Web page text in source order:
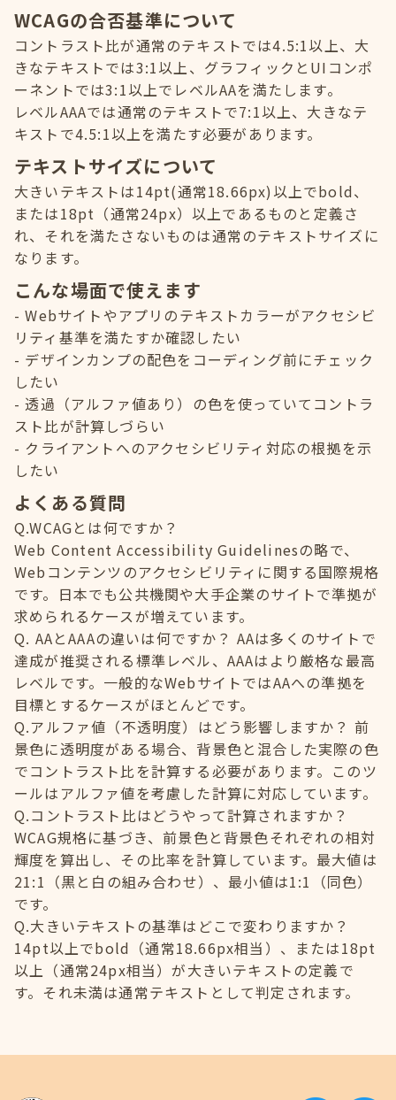
WCAGの合否基準について
コントラスト比が通常のテキストでは4.5:1以上、大
きなテキストでは3:1以上、グラフィックとUIコンポ
ーネントでは3:1以上でレベルAAを満たします。
レベルAAAでは通常のテキストで7:1以上、大きなテ
キストで4.5:1以上を満たす必要があります。
テキストサイズについて
大きいテキストは14pt(通常18.66px)以上でbold、
または18pt（通常24px）以上であるものと定義さ
れ、それを満たさないものは通常のテキストサイズに
なります。
こんな場面で使えます
Webサイトやアプリのテキストカラーがアクセシビ
リティ基準を満たすか確認したい
デザインカンプの配色をコーディング前にチェック
したい
透過（アルファ値あり）の色を使っていてコントラ
スト比が計算しづらい
クライアントへのアクセシビリティ対応の根拠を示
したい
よくある質問
Q.WCAGとは何ですか？
Web Content Accessibility Guidelinesの略で、
Webコンテンツのアクセシビリティに関する国際規格
です。日本でも公共機関や大手企業のサイトで準拠が
求められるケースが増えています。
Q. AAとAAAの違いは何ですか？ AAは多くのサイトで
達成が推奨される標準レベル、AAAはより厳格な最高
レベルです。一般的なWebサイトではAAへの準拠を
目標とするケースがほとんどです。
Q.アルファ値（不透明度）はどう影響しますか？ 前
景色に透明度がある場合、背景色と混合した実際の色
でコントラスト比を計算する必要があります。このツ
ールはアルファ値を考慮した計算に対応しています。
Q.コントラスト比はどうやって計算されますか？
WCAG規格に基づき、前景色と背景色それぞれの相対
輝度を算出し、その比率を計算しています。最大値は
21:1（黒と白の組み合わせ）、最小値は1:1（同色）
です。
Q.大きいテキストの基準はどこで変わりますか？
14pt以上でbold（通常18.66px相当）、または18pt
以上（通常24px相当）が大きいテキストの定義で
す。それ未満は通常テキストとして判定されます。